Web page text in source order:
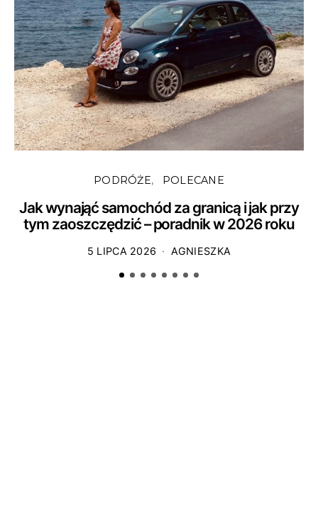
PODRÓŻE POLECANE
Jak wynająć samochód za granicą i jak przy
tym zaoszczędzić – poradnik w 2026 roku
5 LIPCA 2026 AGNIESZKA